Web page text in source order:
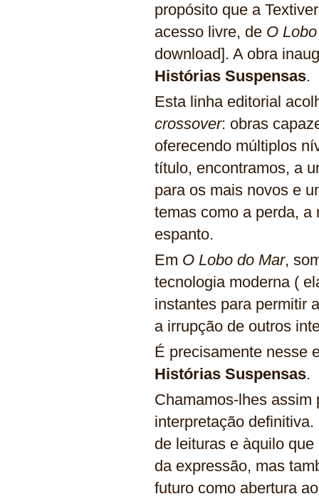
propósito que a
acesso livre, de O
download]. A obra
Histórias Suspensas.
Esta linha editorial
crossover: obras
oferecendo múltiplos
título, encontramos, a
para os mais novos e
temas como a perda, a
espanto.
Em O Lobo do Mar,
tecnologia moderna (
instantes para permitir
a irrupção de outros
É precisamente nesse
Histórias Suspensas.
Chamamos-lhes assim
interpretação
de leituras e àquilo
da expressão, mas
futuro como abertura